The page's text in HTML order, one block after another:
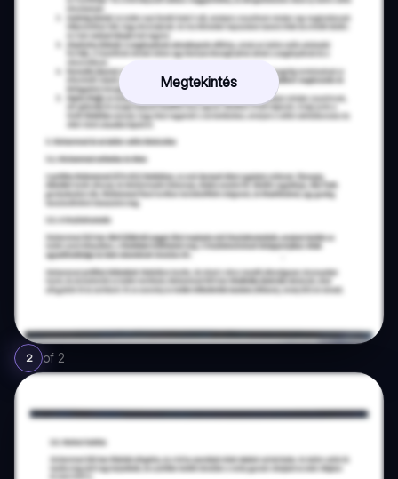
Megtekintés
2 of 2